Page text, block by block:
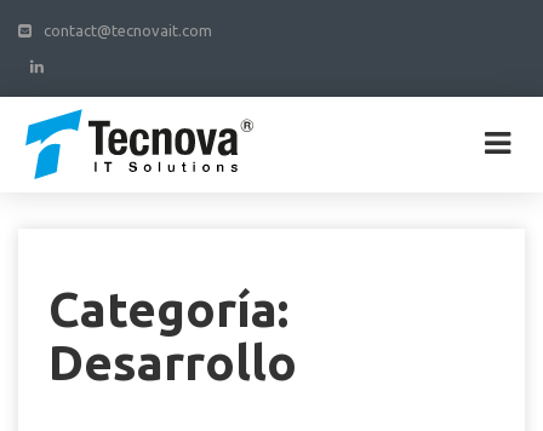
contact@tecnovait.com
Categoría:
Desarrollo